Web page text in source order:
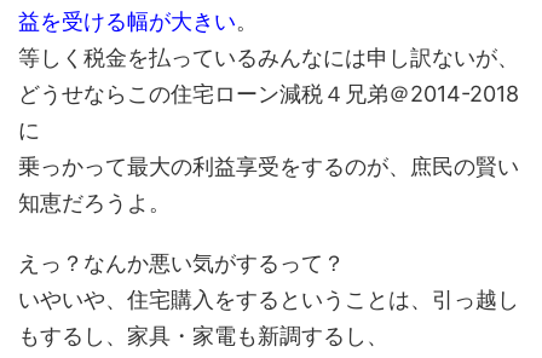
益を受ける幅が大きい。
等しく税金を払っているみんなには申し訳ないが、
どうせならこの住宅ローン減税４兄弟＠2014-2018
に
乗っかって最大の利益享受をするのが、庶民の賢い
知恵だろうよ。
えっ？なんか悪い気がするって？
いやいや、住宅購入をするということは、引っ越し
もするし、家具・家電も新調するし、